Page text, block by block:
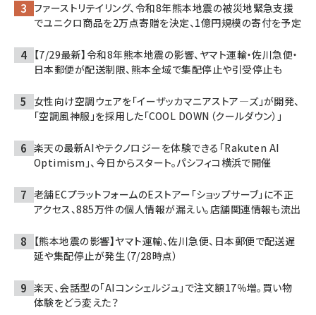
ファーストリテイリング、令和8年熊本地震の被災地緊急支援
でユニクロ商品を2万点寄贈を決定、1億円規模の寄付を予定
【7/29最新】令和8年熊本地震の影響、ヤマト運輸・佐川急便・
日本郵便が配送制限、熊本全域で集配停止や引受停止も
女性向け空調ウェアを「イーザッカマニアストア―ズ」が開発、
「空調風神服」を採用した「COOL DOWN（クールダウン）」
楽天の最新AIやテクノロジーを体験できる「Rakuten AI
Optimism」、今日からスタート。パシフィコ横浜で開催
老舗ECプラットフォームのEストアー「ショップサーブ」に不正
アクセス、885万件の個人情報が漏えい。店舗関連情報も流出
【熊本地震の影響】ヤマト運輸、佐川急便、日本郵便で配送遅
延や集配停止が発生（7/28時点）
楽天、会話型の「AIコンシェルジュ」で注文額17％増。買い物
体験をどう変えた？